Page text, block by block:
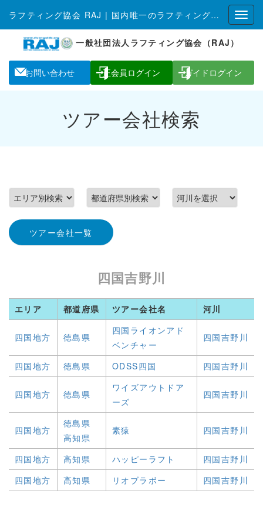
ラフティング協会 RAJ | 国内唯一のラフティング全国組織
一般社団法人ラフティング協会（RAJ）
お問い合わせ 正会員ログイン ガイドログイン
ツアー会社検索
ツアー会社一覧
四国吉野川
エリア 都道府県 ツアー会社名 河川
四国地方 徳島県
四国ライオンアド
ベンチャー
四国吉野川
四国地方 徳島県 ODSS四国 四国吉野川
四国地方 徳島県
ワイズアウトドア
ーズ
四国吉野川
四国地方
徳島県
高知県
素猿 四国吉野川
四国地方 高知県 ハッピーラフト
四国吉野川
四国地方
高知県 リオブラボー 四国吉野川